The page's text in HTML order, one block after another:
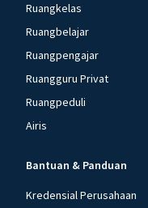
Ruangkelas
Ruangbelajar
Ruangpengajar
Ruangguru Privat
Ruangpeduli
Airis
Bantuan & Panduan
Kredensial Perusahaan